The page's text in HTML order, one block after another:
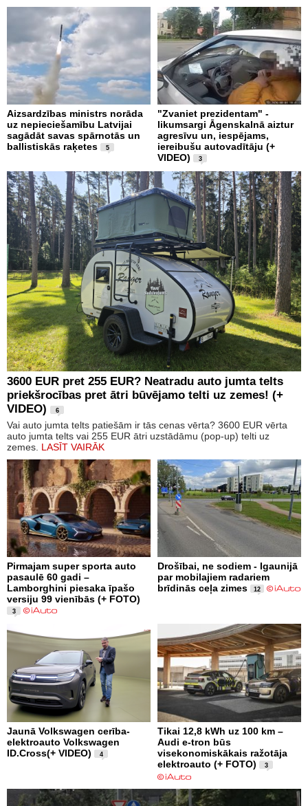
Aizsardzības ministrs norāda
uz nepieciešamību Latvijai
sagādāt savas spārnotās un
ballistiskās raķetes
5
"Zvaniet prezidentam" -
likumsargi Āgenskalnā aiztur
agresīvu un, iespējams,
iereibušu autovadītāju (+
VIDEO)
3
3600 EUR pret 255 EUR? Neatradu auto jumta telts
priekšrocības pret ātri būvējamo telti uz zemes! (+
VIDEO)
6
Vai auto jumta telts patiešām ir tās cenas vērta? 3600 EUR vērta
auto jumta telts vai 255 EUR ātri uzstādāmu (pop-up) telti uz
zemes. LASĪT VAIRĀK
Pirmajam super sporta auto
pasaulē 60 gadi –
Lamborghini piesaka īpašo
versiju 99 vienībās (+ FOTO)
3
Drošībai, ne sodiem - Igaunijā
par mobilajiem radariem
brīdinās ceļa zimes
12
Jaunā Volkswagen cerība-
elektroauto Volkswagen
ID.Cross(+ VIDEO)
4
Tikai 12,8 kWh uz 100 km –
Audi e-tron būs
visekonomiskākais ražotāja
elektroauto (+ FOTO)
3